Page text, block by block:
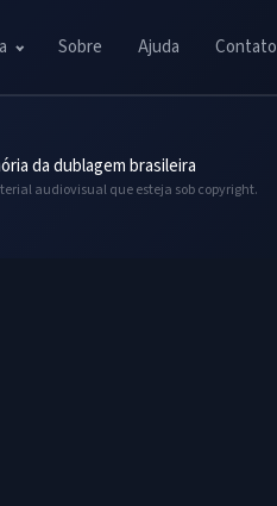
Sobre Ajuda Contato
da dublagem brasileira
audiovisual que esteja sob copyright.